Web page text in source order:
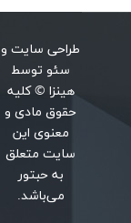
طراحی سایتو
سئوتوسط
هینزا © کلیه
حقوق مادی و
معنوی این
سایت متعلق
به حبتور
می‌باشد.